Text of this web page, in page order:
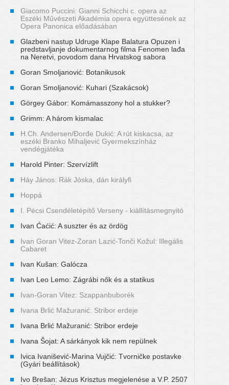
Giacomo Puccini: Gianni Schicchi c. opera az
Eszéki Művészeti Akadémia opera együttesének az
Opera Panonica előadásában
Glazbeni nastup Udruge Klape Balatura Opuzen i
predstavljanje dokumentarnog filma Fenomen lađa
na Neretvi, povodom dana Hrvatskog sabora
Goran Smoljanović: Botanikusok
Goran Smoljanović: Kuhari (Szakácsok)
Görgey Gábor: Komámasszony hol a stukker?
Grimm: A három kismalac
H.Ch. Andersen/Đorđe Dukić: A rút kiskacsa, az
eszéki Branko Mihaljević Gyermekszínház
vendégjátéka
Harold Pinter: Szervízlift
Háy János: Rák Jóska, dán királyfi
Hoppá
I. Pécsi Csendéletépítő Verseny - kiállításmegnyitó
Ivan Ćaćić: A suszter és az ördög
Ivan Goran Vitez-Zoran Lazić-Tonči Kožul: Illegális
Cabaret
Ivan Kušan: Galócza
Ivan Leo Lemo: Zágrábi nők és a statikus
Ivan-Goran Vitez: Szappanbuborék
Ivana Brlić Mažuranić: Stribor erdeje
Ivana Brlić Mažuranić: Stribor erdeje
Ivana Šojat: A sárkányok kik nem repülnek
Ivica Ivanišević-Marina Vujčić: Tvorničke postavke
(Gyári beállítások)
Ivo Brešan: Jézus Krisztus megjelenése a V.P. 2507